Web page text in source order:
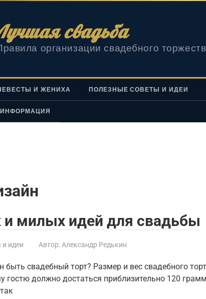
свадьба
организации свадебного
И ЖЕНИХА ПОЛЕЗНЫЕ СОВЕТЫ И ИДЕИ
ИНФОРМАЦИЯ
и милых идей для свадьбы
идеи Автор: Александр Редькин
свадебный торт? Размер и вес свадебного
гостю должно достаться приблизительно 120